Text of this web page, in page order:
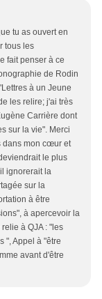
tu as ouvert en
tous les
fait penser à ce
de Rodin
à un Jeune
les relire; j'ai très
Carrière dont
sur la vie". Merci
dans mon cœur et
le plus
ignorerait la
sur la
à être
à apercevoir la
à QJA : "les
", Appel à "être
avant d'être